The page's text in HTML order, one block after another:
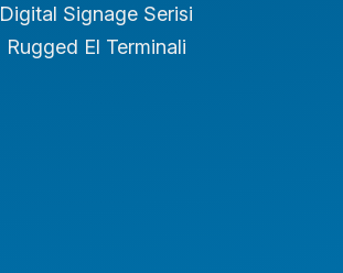
Digital Signage Serisi
Rugged El Terminali